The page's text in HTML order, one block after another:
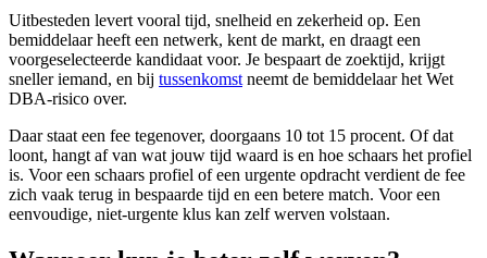
Uitbesteden levert vooral tijd, snelheid en zekerheid op. Een
bemiddelaar heeft een netwerk, kent de markt, en draagt een
voorgeselecteerde kandidaat voor. Je bespaart de zoektijd, krijgt
sneller iemand, en bij tussenkomst neemt de bemiddelaar het Wet
DBA-risico over.
Daar staat een fee tegenover, doorgaans 10 tot 15 procent. Of dat
loont, hangt af van wat jouw tijd waard is en hoe schaars het profiel
is. Voor een schaars profiel of een urgente opdracht verdient de fee
zich vaak terug in bespaarde tijd en een betere match. Voor een
eenvoudige, niet-urgente klus kan zelf werven volstaan.